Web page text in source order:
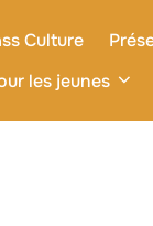
Culture
les jeunes